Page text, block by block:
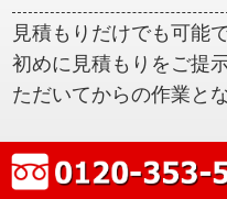
見積もりだけでも可能で
初めに見積もりをご提
ただいてからの作業と
宮城県石